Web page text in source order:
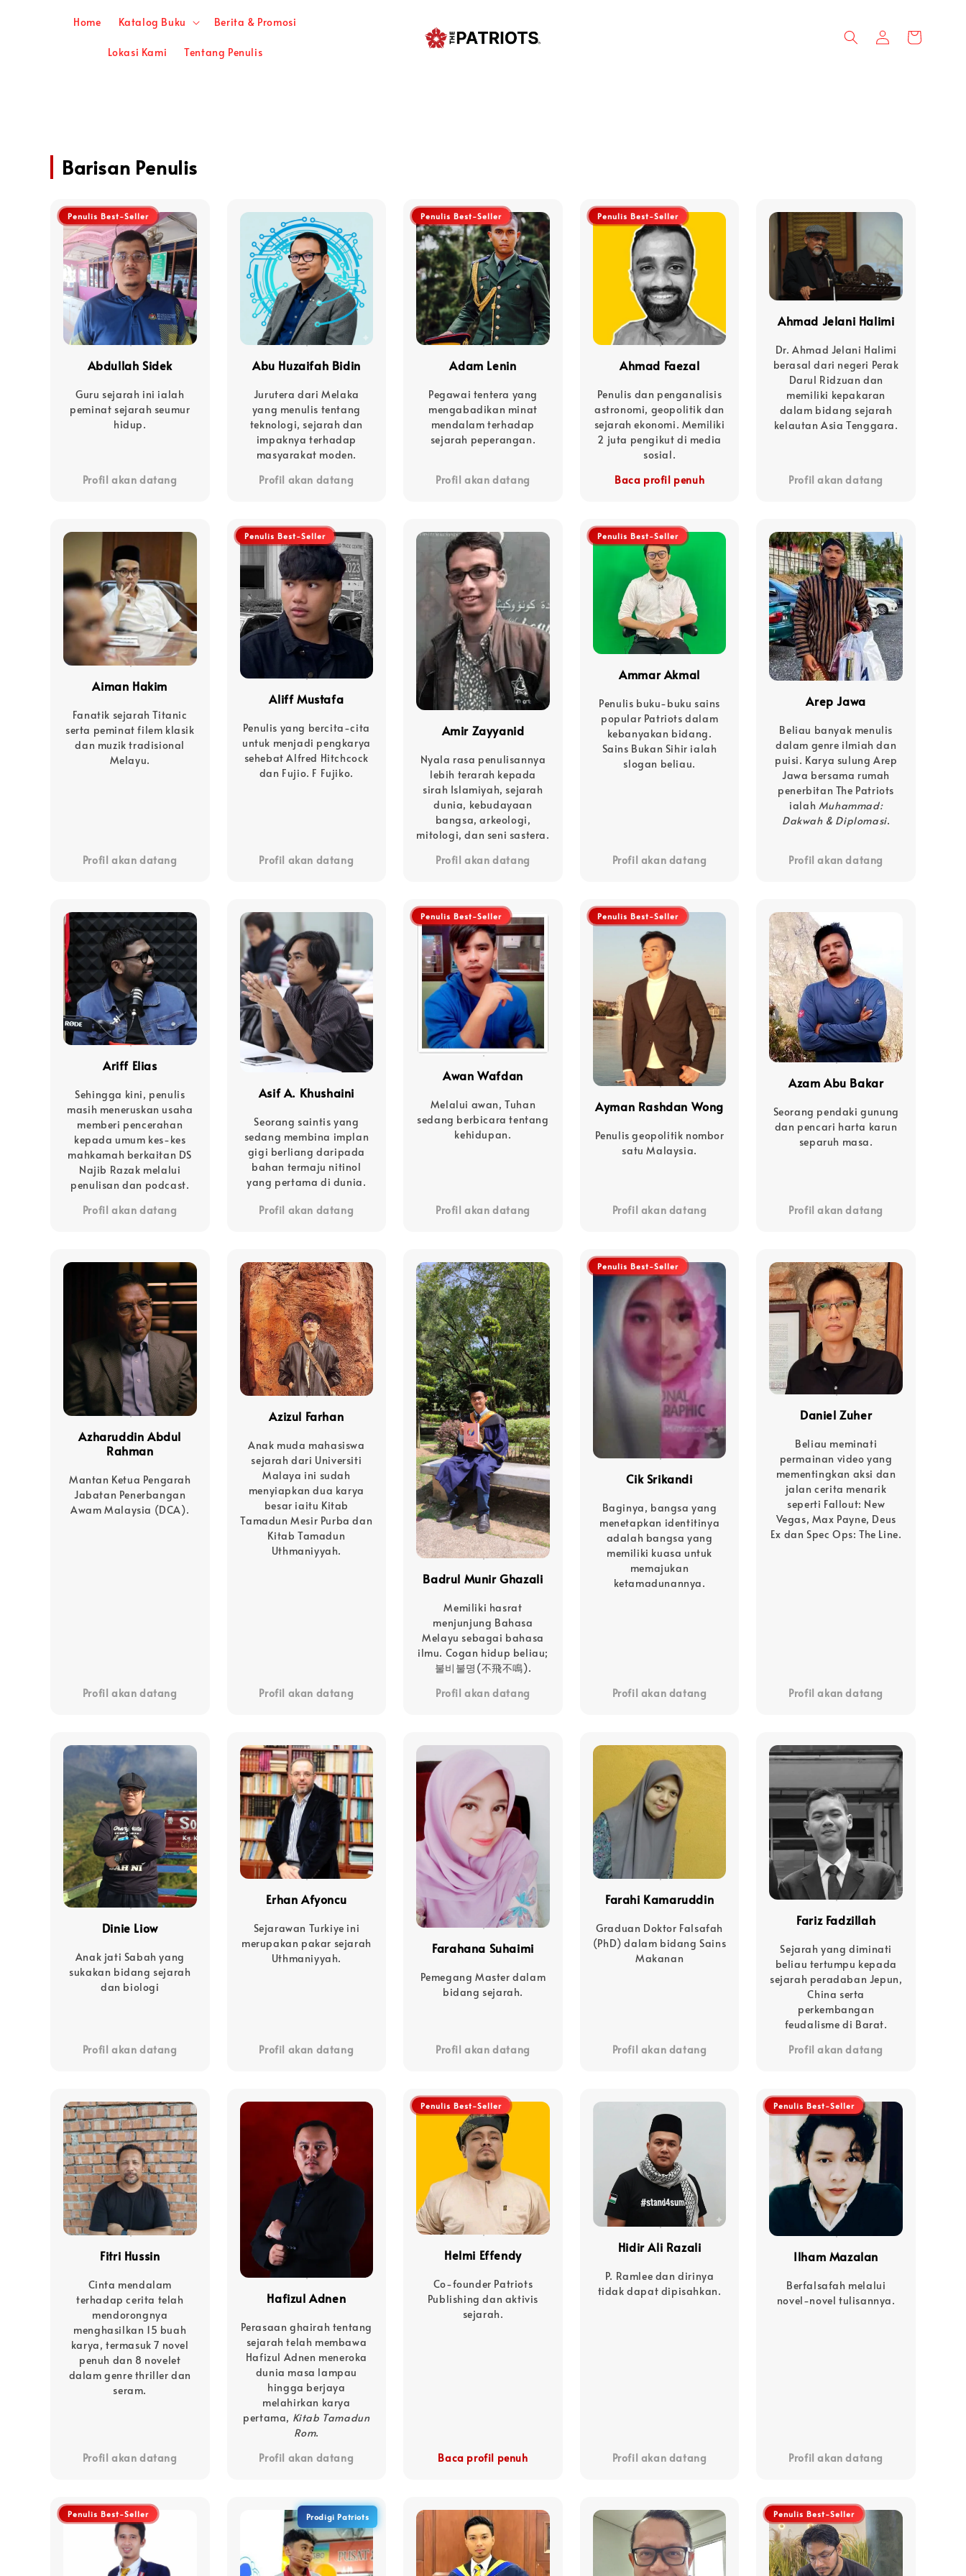
Home Katalog Buku Berita & Promosi
Lokasi Kami Tentang Penulis
Barisan Penulis
Penulis Best-Seller
Abdullah Sidek
Guru sejarah ini ialah
peminat sejarah seumur
hidup.
Profil akan datang
Abu Huzaifah Bidin
Jurutera dari Melaka
yang menulis tentang
teknologi, sejarah dan
impaknya terhadap
masyarakat moden.
Profil akan datang
Penulis Best-Seller
Adam Lenin
Pegawai tentera yang
mengabadikan minat
mendalam terhadap
sejarah peperangan.
Profil akan datang
Penulis Best-Seller
Ahmad Faezal
Penulis dan penganalisis
astronomi, geopolitik dan
sejarah ekonomi. Memiliki
2 juta pengikut di media
sosial.
Baca profil penuh
Ahmad Jelani Halimi
Dr. Ahmad Jelani Halimi
berasal dari negeri Perak
Darul Ridzuan dan
memiliki kepakaran
dalam bidang sejarah
kelautan Asia Tenggara.
Profil akan datang
Aiman Hakim
Fanatik sejarah Titanic
serta peminat filem klasik
dan muzik tradisional
Melayu.
Profil akan datang
Penulis Best-Seller
Aliff Mustafa
Penulis yang bercita-cita
untuk menjadi pengkarya
sehebat Alfred Hitchcock
dan Fujio. F Fujiko.
Profil akan datang
Amir Zayyanid
Nyala rasa penulisannya
lebih terarah kepada
sirah Islamiyah, sejarah
dunia, kebudayaan
bangsa, arkeologi,
mitologi, dan seni sastera.
Profil akan datang
Penulis Best-Seller
Ammar Akmal
Penulis buku-buku sains
popular Patriots dalam
kebanyakan bidang.
Sains Bukan Sihir ialah
slogan beliau.
Profil akan datang
Arep Jawa
Beliau banyak menulis
dalam genre ilmiah dan
puisi. Karya sulung Arep
Jawa bersama rumah
penerbitan The Patriots
ialah Muhammad:
Dakwah & Diplomasi.
Profil akan datang
Ariff Elias
Sehingga kini, penulis
masih meneruskan usaha
memberi pencerahan
kepada umum kes-kes
mahkamah berkaitan DS
Najib Razak melalui
penulisan dan podcast.
Profil akan datang
Asif A. Khushaini
Seorang saintis yang
sedang membina implan
gigi berliang daripada
bahan termaju nitinol
yang pertama di dunia.
Profil akan datang
Penulis Best-Seller
Awan Wafdan
Melalui awan, Tuhan
sedang berbicara tentang
kehidupan.
Profil akan datang
Penulis Best-Seller
Ayman Rashdan Wong
Penulis geopolitik nombor
satu Malaysia.
Profil akan datang
Azam Abu Bakar
Seorang pendaki gunung
dan pencari harta karun
separuh masa.
Profil akan datang
Azharuddin Abdul
Rahman
Mantan Ketua Pengarah
Jabatan Penerbangan
Awam Malaysia (DCA).
Profil akan datang
Azizul Farhan
Anak muda mahasiswa
sejarah dari Universiti
Malaya ini sudah
menyiapkan dua karya
besar iaitu Kitab
Tamadun Mesir Purba dan
Kitab Tamadun
Uthmaniyyah.
Profil akan datang
Badrul Munir Ghazali
Memiliki hasrat
menjunjung Bahasa
Melayu sebagai bahasa
ilmu. Cogan hidup beliau;
불비불명(不飛不鳴).
Profil akan datang
Penulis Best-Seller
Cik Srikandi
Baginya, bangsa yang
menetapkan identitinya
adalah bangsa yang
memiliki kuasa untuk
memajukan
ketamadunannya.
Profil akan datang
Daniel Zuher
Beliau meminati
permainan video yang
mementingkan aksi dan
jalan cerita menarik
seperti Fallout: New
Vegas, Max Payne, Deus
Ex dan Spec Ops: The Line.
Profil akan datang
Dinie Liow
Anak jati Sabah yang
sukakan bidang sejarah
dan biologi
Profil akan datang
Erhan Afyoncu
Sejarawan Turkiye ini
merupakan pakar sejarah
Uthmaniyyah.
Profil akan datang
Farahana Suhaimi
Pemegang Master dalam
bidang sejarah.
Profil akan datang
Farahi Kamaruddin
Graduan Doktor Falsafah
(PhD) dalam bidang Sains
Makanan
Profil akan datang
Fariz Fadzillah
Sejarah yang diminati
beliau tertumpu kepada
sejarah peradaban Jepun,
China serta
perkembangan
feudalisme di Barat.
Profil akan datang
Fitri Hussin
Cinta mendalam
terhadap cerita telah
mendorongnya
menghasilkan 15 buah
karya, termasuk 7 novel
penuh dan 8 novelet
dalam genre thriller dan
seram.
Profil akan datang
Hafizul Adnen
Perasaan ghairah tentang
sejarah telah membawa
Hafizul Adnen meneroka
dunia masa lampau
hingga berjaya
melahirkan karya
pertama, Kitab Tamadun
Rom.
Profil akan datang
Penulis Best-Seller
Helmi Effendy
Co-founder Patriots
Publishing dan aktivis
sejarah.
Baca profil penuh
Hidir Ali Razali
P. Ramlee dan dirinya
tidak dapat dipisahkan.
Profil akan datang
Penulis Best-Seller
Ilham Mazalan
Berfalsafah melalui
novel-novel tulisannya.
Profil akan datang
Penulis Best-Seller Prodigi Patriots Penulis Best-Seller